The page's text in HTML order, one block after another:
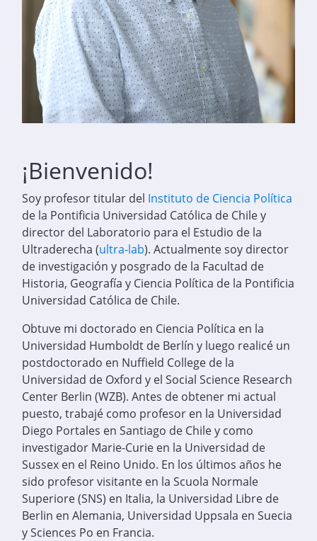
¡Bienvenido!
Soy profesor titular del Instituto de Ciencia Política
de la Pontificia Universidad Católica de Chile y
director del Laboratorio para el Estudio de la
Ultraderecha (ultra-lab). Actualmente soy director
de investigación y posgrado de la Facultad de
Historia, Geografía y Ciencia Política de la Pontificia
Universidad Católica de Chile.
Obtuve mi doctorado en Ciencia Política en la
Universidad Humboldt de Berlín y luego realicé un
postdoctorado en Nuffield College de la
Universidad de Oxford y el Social Science Research
Center Berlin (WZB). Antes de obtener mi actual
puesto, trabajé como profesor en la Universidad
Diego Portales en Santiago de Chile y como
investigador Marie-Curie en la Universidad de
Sussex en el Reino Unido. En los últimos años he
sido profesor visitante en la Scuola Normale
Superiore (SNS) en Italia, la Universidad Libre de
Berlin en Alemania, Universidad Uppsala en Suecia
y Sciences Po en Francia.